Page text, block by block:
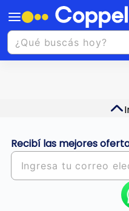
Recibí las mejores